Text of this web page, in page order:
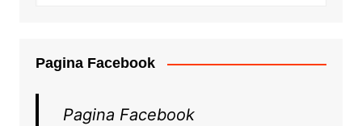
Pagina Facebook
Pagina Facebook